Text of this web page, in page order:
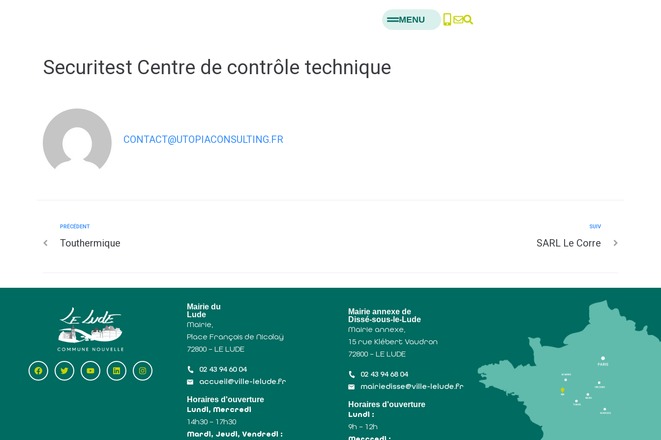
MENU
Securitest Centre de contrôle technique
CONTACT@UTOPIACONSULTING.FR
PRÉCÉDENT
Touthermique
SUIV
SARL Le Corre
Mairie du
Lude
Mairie,
Place François de Nicolaÿ
72800 – LE LUDE
02 43 94 60 04
accueil@ville-lelude.fr
Horaires d'ouverture
Lundi, Mercredi
14h30 – 17h30
Mardi, Jeudi, Vendredi :
Mairie annexe de
Dissé-sous-le-Lude
Mairie annexe,
15 rue Klébert Vaudron
72800 – LE LUDE
02 43 94 68 04
mairiedisse@ville-lelude.fr
Horaires d'ouverture
Lundi :
9h – 12h